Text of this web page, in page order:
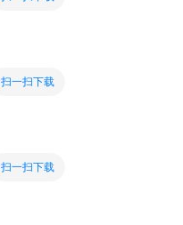
扫一扫下载
扫一扫下载